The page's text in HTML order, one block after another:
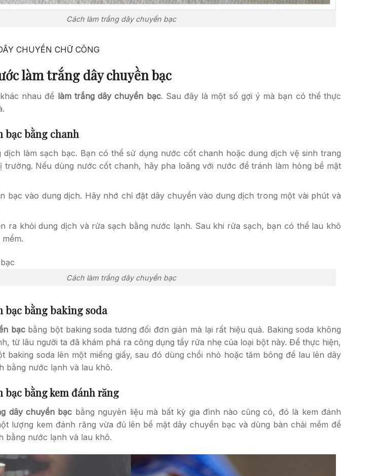
Cách làm trắng dây chuyền bạc
CHUYỀN CHỮ CÔNG
làm trắng dây chuyền bạc
nhau để làm trắng dây chuyền bạc. Sau đây là một số gợi ý mà bạn có thể thực
bạc bằng chanh
dịch làm sạch bạc. Bạn có thể sử dụng nước cốt chanh hoặc dung dịch vệ sinh trang
trường. Nếu dùng nước cốt chanh, hãy pha loãng với nước để tránh làm hỏng bề mặt
bạc vào dung dịch. Hãy nhớ chỉ đặt dây chuyền vào dung dịch trong một vài phút và
ra khỏi dung dịch và rửa sạch bằng nước lạnh. Sau khi rửa sạch, bạn có thể lau khô
Cách làm trắng dây chuyền bạc
bạc bằng baking soda
bạcbằng bột baking soda tương đối đơn giản mà lại rất hiệu quả. Baking soda không
từ lâu người ta đã khám phá ra công dụng tẩy rửa nhẹ của loại bột này. Để thực hiện,
baking soda lên một miếng giấy, sau đó dùng chổi nhỏ hoặc tăm bông để lau lên dây
bằng nước lạnh và lau khô.
bạc bằng kem đánh răng
dây chuyền bạc bằng nguyên liệu mà bất kỳ gia đình nào cũng có, đó là kem đánh
lượng kem đánh răng vừa đủ lên bề mặt dây chuyền bạc và dùng bàn chải mềm để
bằng nước lạnh và lau khô.